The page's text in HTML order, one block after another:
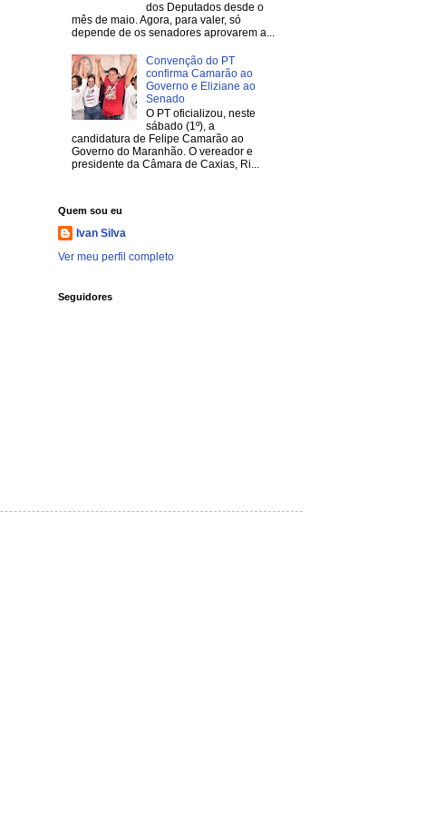
dos Deputados desde o
mês de maio. Agora, para valer, só
depende de os senadores aprovarem a...
Convenção do PT
confirma Camarão ao
Governo e Eliziane ao
Senado
O PT oficializou, neste
sábado (1º), a
candidatura de Felipe Camarão ao
Governo do Maranhão. O vereador e
presidente da Câmara de Caxias, Ri...
Quem sou eu
Ivan Silva
Ver meu perfil completo
Seguidores